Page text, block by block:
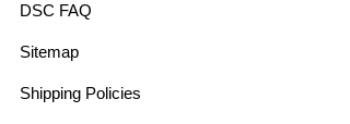
DSC FAQ
Sitemap
Shipping Policies